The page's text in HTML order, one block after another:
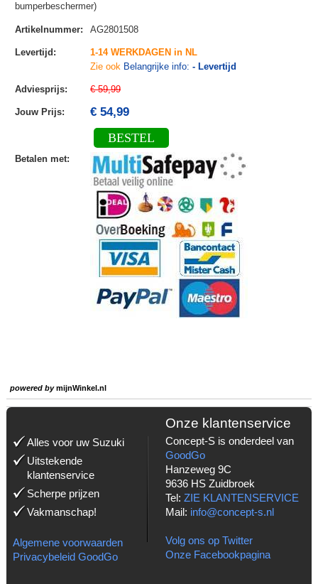
bumperbeschermer)
Artikelnummer: AG2801508
Levertijd :
1-14 WERKDAGEN in NL
Zie ook Belangrijke info: - Levertijd
Adviesprijs: € 59,99
Jouw Prijs: € 54,99
BESTEL
Betalen met:
powered bymijnWinkel.nl
Alles voor uw Suzuki
Uitstekende
klantenservice
Scherpe prijzen
Vakmanschap!
Algemene voorwaarden
Privacybeleid GoodGo
Onze klantenservice
Concept-S is onderdeel van
GoodGo
Hanzeweg 9C
9636 HS Zuidbroek
Tel: ZIE KLANTENSERVICE
Mail: info@concept-s.nl
Volg ons op Twitter
Onze Facebookpagina